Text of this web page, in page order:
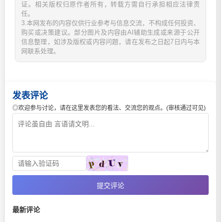
证。相关版权归原作者所有，转载方需自行承担相应法律责
任。
3.本网发布的内容仅供行业参考与信息交流，不构成任何投资、
购买或决策建议。部分图片及内容由AI辅助生成或来源于公开
信息整理，如涉及版权或内容问题，请在发布之日起7日内与本
网联系处理。
发表评论
◎欢迎参与讨论，请在这里发表您的看法、交流您的观点。(审核通过可见)
提交评论
最新评论